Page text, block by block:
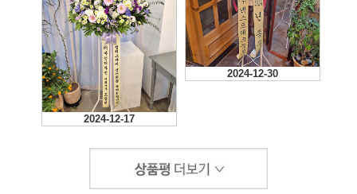
2024-12-30
2024-12-17